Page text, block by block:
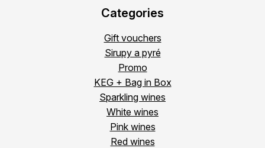
Categories
Gift vouchers
Sirupy a pyré
Promo
KEG + Bag in Box
Sparkling wines
White wines
Pink wines
Red wines